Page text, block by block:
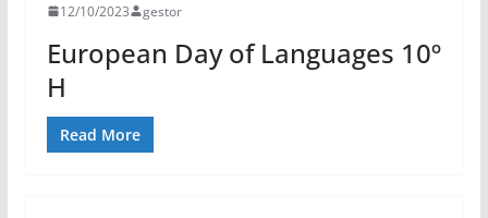
12/10/2023 gestor
European Day of Languages 10º
H
Read More